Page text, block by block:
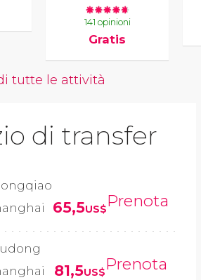
141 opinioni
Gratis
tutte le attività
di transfer
65,5US$Prenota
81,5US$Prenota